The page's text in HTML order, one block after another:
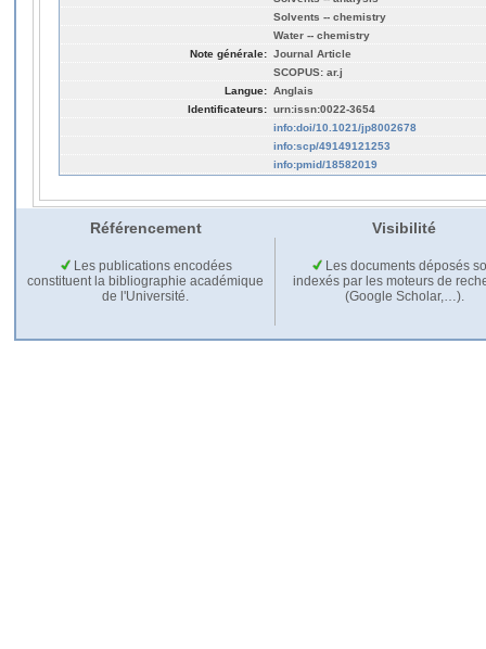
Solvents -- chemistry
Water -- chemistry
Note générale: Journal Article
SCOPUS: ar.j
Langue: Anglais
Identificateurs: urn:issn:0022-3654
info:doi/10.1021/jp8002678
info:scp/49149121253
info:pmid/18582019
Référencement Visibilité
Les publications encodées
constituent la bibliographie académique
de l'Université.
Les documents déposés
indexés par les moteurs de
(Google Scholar,…).